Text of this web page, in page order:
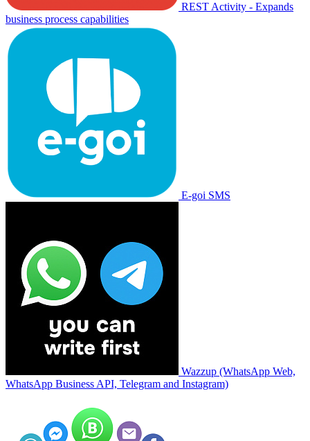
REST Activity - Expands
business process capabilities
E-goi SMS
Wazzup (WhatsApp Web,
WhatsApp Business API, Telegram and Instagram)